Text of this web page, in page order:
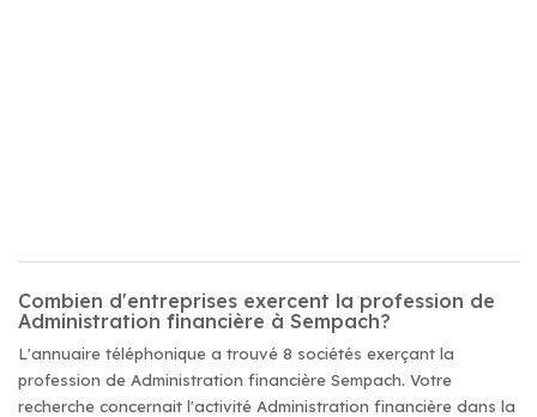
Combien d'entreprises exercent la profession de
Administration financière à Sempach?
L'annuaire téléphonique a trouvé 8 sociétés exerçant la
profession de Administration financière Sempach. Votre
recherche concernait l'activité Administration financière dans la